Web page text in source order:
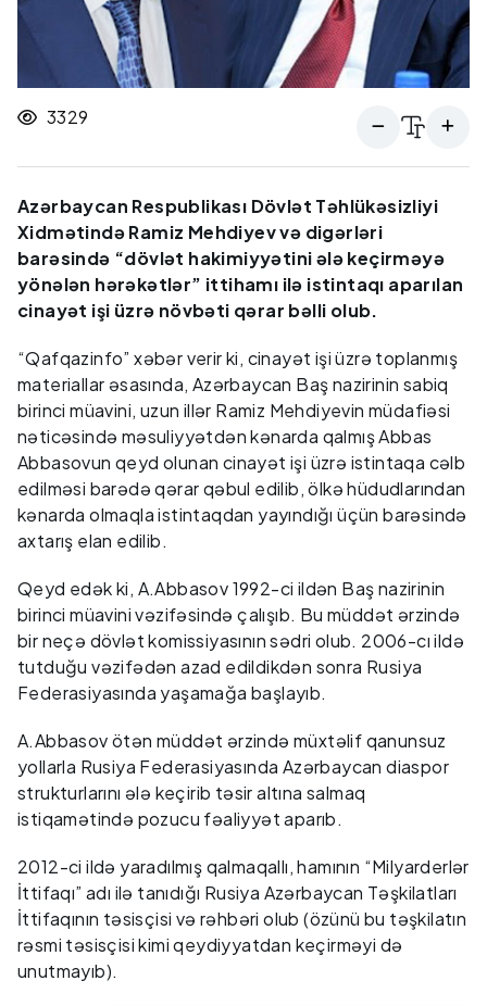
3329
Azərbaycan Respublikası Dövlət Təhlükəsizliyi
Xidmətində Ramiz Mehdiyev və digərləri
barəsində “dövlət hakimiyyətini ələ keçirməyə
yönələn hərəkətlər” ittihamı ilə istintaqı aparılan
cinayət işi üzrə növbəti qərar bəlli olub.
“Qafqazinfo” xəbər verir ki, cinayət işi üzrə toplanmış
materiallar əsasında, Azərbaycan Baş nazirinin sabiq
birinci müavini, uzun illər Ramiz Mehdiyevin müdafiəsi
nəticəsində məsuliyyətdən kənarda qalmış Abbas
Abbasovun qeyd olunan cinayət işi üzrə istintaqa cəlb
edilməsi barədə qərar qəbul edilib, ölkə hüdudlarından
kənarda olmaqla istintaqdan yayındığı üçün barəsində
axtarış elan edilib.
Qeyd edək ki, A.Abbasov 1992-ci ildən Baş nazirinin
birinci müavini vəzifəsində çalışıb. Bu müddət ərzində
bir neçə dövlət komissiyasının sədri olub. 2006-cı ildə
tutduğu vəzifədən azad edildikdən sonra Rusiya
Federasiyasında yaşamağa başlayıb.
A.Abbasov ötən müddət ərzində müxtəlif qanunsuz
yollarla Rusiya Federasiyasında Azərbaycan diaspor
strukturlarını ələ keçirib təsir altına salmaq
istiqamətində pozucu fəaliyyət aparıb.
2012-ci ildə yaradılmış qalmaqallı, hamının “Milyarderlər
İttifaqı” adı ilə tanıdığı Rusiya Azərbaycan Təşkilatları
İttifaqının təsisçisi və rəhbəri olub (özünü bu təşkilatın
rəsmi təsisçisi kimi qeydiyyatdan keçirməyi də
unutmayıb).